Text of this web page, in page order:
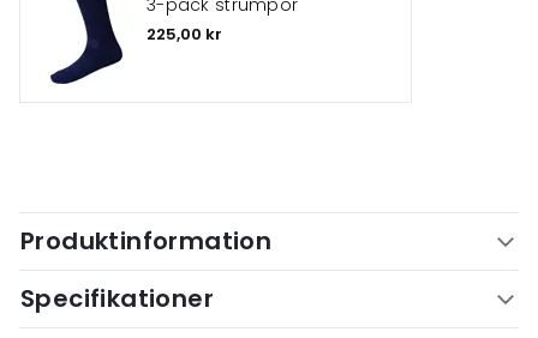
3-pack strumpor
225,00 kr
Produktinformation
Specifikationer